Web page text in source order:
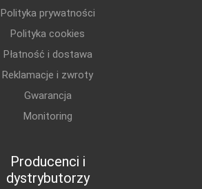
Polityka prywatności
Polityka cookies
Płatność i dostawa
Reklamacje i zwroty
Gwarancja
Monitoring
Producenci i
dystrybutorzy